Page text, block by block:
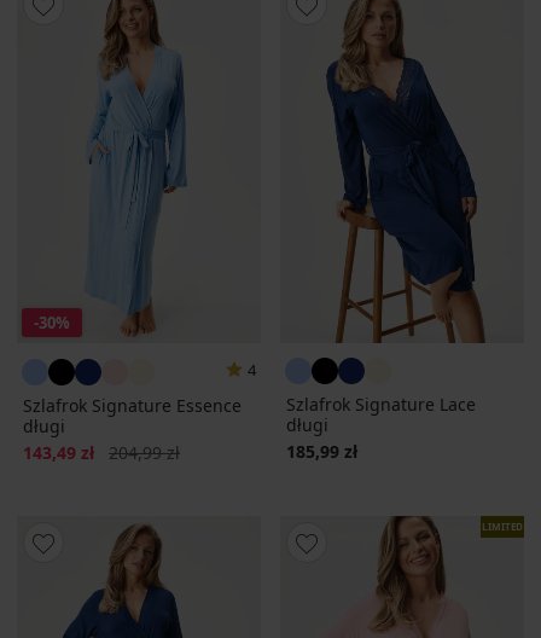
-30%
4
Szlafrok Signature Essence
długi
Zniżka
143,49 zł Pierwotna cena
204,99 zł
Szlafrok Signature Lace
długi
185,99 zł
LIMITED